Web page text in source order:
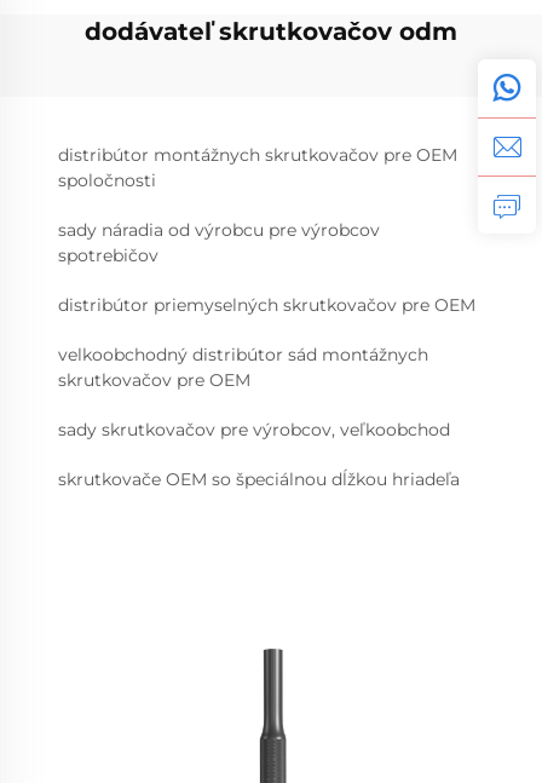
dodávateľ skrutkovačov odm
distribútor montážnych skrutkovačov pre OEM
spoločnosti
sady náradia od výrobcu pre výrobcov
spotrebičov
distribútor priemyselných skrutkovačov pre OEM
velkoobchodný distribútor sád montážnych
skrutkovačov pre OEM
sady skrutkovačov pre výrobcov, veľkoobchod
skrutkovače OEM so špeciálnou dĺžkou hriadeľa